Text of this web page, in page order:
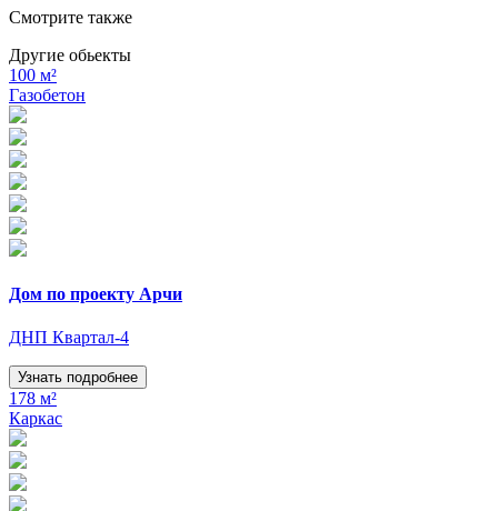
Смотрите также
Другие обьекты
100 м²
Газобетон
Дом по проекту Арчи
ДНП Квартал-4
Узнать подробнее
178 м²
Каркас